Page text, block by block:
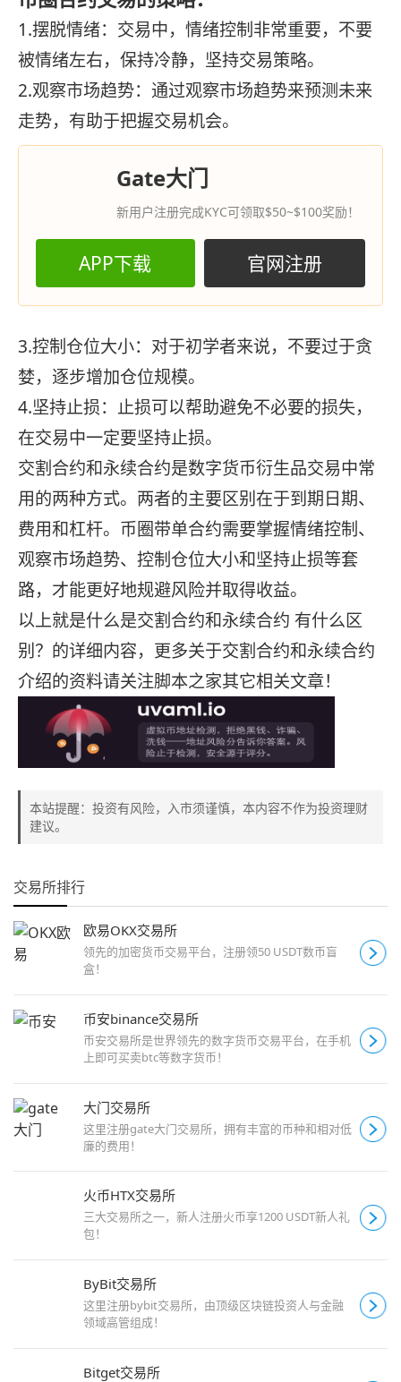
1.摆脱情绪：交易中，情绪控制非常重要，不要
被情绪左右，保持冷静，坚持交易策略。
2.观察市场趋势：通过观察市场趋势来预测未来
走势，有助于把握交易机会。
Gate大门
新用户注册完成KYC可领取$50~$100奖励！
APP下载 官网注册
3.控制仓位大小：对于初学者来说，不要过于贪
婪，逐步增加仓位规模。
4.坚持止损：止损可以帮助避免不必要的损失，
在交易中一定要坚持止损。
交割合约和永续合约是数字货币衍生品交易中常
用的两种方式。两者的主要区别在于到期日期、
费用和杠杆。币圈带单合约需要掌握情绪控制、
观察市场趋势、控制仓位大小和坚持止损等套
路，才能更好地规避风险并取得收益。
以上就是什么是交割合约和永续合约 有什么区
别？的详细内容，更多关于交割合约和永续合约
介绍的资料请关注脚本之家其它相关文章！
本站提醒：投资有风险，入市须谨慎，本内容不作为投资理财
建议。
交易所排行
欧易OKX交易所
领先的加密货币交易平台，注册领50 USDT数币盲
盒！
币安binance交易所
币安交易所是世界领先的数字货币交易平台，在手机
上即可买卖btc等数字货币！
大门交易所
这里注册gate大门交易所，拥有丰富的币种和相对低
廉的费用！
火币HTX交易所
三大交易所之一，新人注册火币享1200 USDT新人礼
包！
ByBit交易所
这里注册bybit交易所，由顶级区块链投资人与金融
领域高管组成！
Bitget交易所